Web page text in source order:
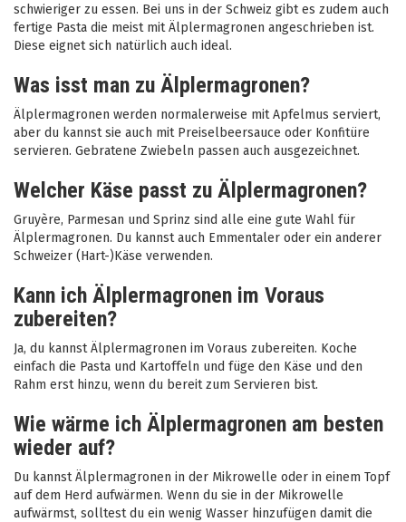
schwieriger zu essen. Bei uns in der Schweiz gibt es zudem auch
fertige Pasta die meist mit Älplermagronen angeschrieben ist.
Diese eignet sich natürlich auch ideal.
Was isst man zu Älplermagronen?
Älplermagronen werden normalerweise mit Apfelmus serviert,
aber du kannst sie auch mit Preiselbeersauce oder Konfitüre
servieren. Gebratene Zwiebeln passen auch ausgezeichnet.
Welcher Käse passt zu Älplermagronen?
Gruyère, Parmesan und Sprinz sind alle eine gute Wahl für
Älplermagronen. Du kannst auch Emmentaler oder ein anderer
Schweizer (Hart-)Käse verwenden.
Kann ich Älplermagronen im Voraus
zubereiten?
Ja, du kannst Älplermagronen im Voraus zubereiten. Koche
einfach die Pasta und Kartoffeln und füge den Käse und den
Rahm erst hinzu, wenn du bereit zum Servieren bist.
Wie wärme ich Älplermagronen am besten
wieder auf?
Du kannst Älplermagronen in der Mikrowelle oder in einem Topf
auf dem Herd aufwärmen. Wenn du sie in der Mikrowelle
aufwärmst, solltest du ein wenig Wasser hinzufügen damit die